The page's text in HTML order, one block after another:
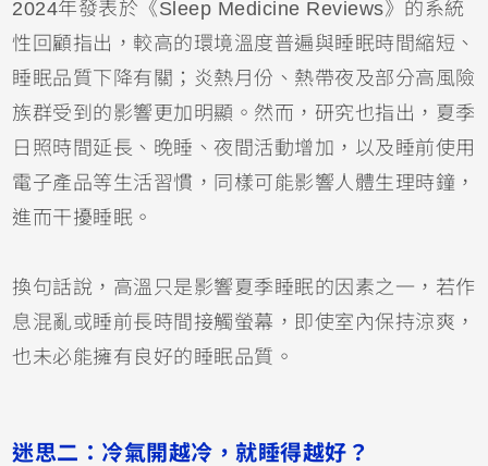
2024年發表於《Sleep Medicine Reviews》的系統
性回顧指出，較高的環境溫度普遍與睡眠時間縮短、
睡眠品質下降有關；炎熱月份、熱帶夜及部分高風險
族群受到的影響更加明顯。然而，研究也指出，夏季
日照時間延長、晚睡、夜間活動增加，以及睡前使用
電子產品等生活習慣，同樣可能影響人體生理時鐘，
進而干擾睡眠。
換句話說，高溫只是影響夏季睡眠的因素之一，若作
息混亂或睡前長時間接觸螢幕，即使室內保持涼爽，
也未必能擁有良好的睡眠品質。
迷思二：冷氣開越冷，就睡得越好？